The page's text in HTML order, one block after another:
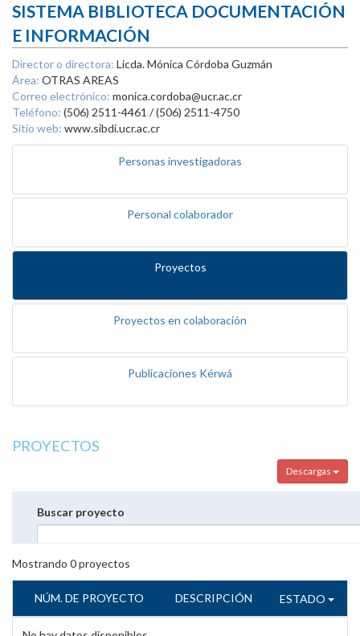
SISTEMA BIBLIOTECA DOCUMENTACIÓN
E INFORMACIÓN
Director o directora: Licda. Mónica Córdoba Guzmán
Área: OTRAS AREAS
Correo electrónico: monica.cordoba@ucr.ac.cr
Teléfono: (506) 2511-4461 / (506) 2511-4750
Sitio web: www.sibdi.ucr.ac.cr
Personas investigadoras
Personal colaborador
Proyectos
Proyectos en colaboración
Publicaciones Kérwá
PROYECTOS
Descargas
Buscar proyecto
Mostrando 0proyectos
NÚM. DE PROYECTO DESCRIPCIÓN ESTADO